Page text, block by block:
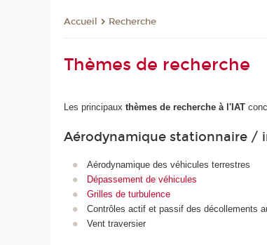
Accueil Recherche
Thèmes de recherche
Les principauxthèmes de recherche à l'IAT
Aérodynamique stationnaire /
Aérodynamique des véhicules terrestres
Dépassement de véhicules
Grilles de turbulence
Contrôles actif et passif des décollements
Vent traversier